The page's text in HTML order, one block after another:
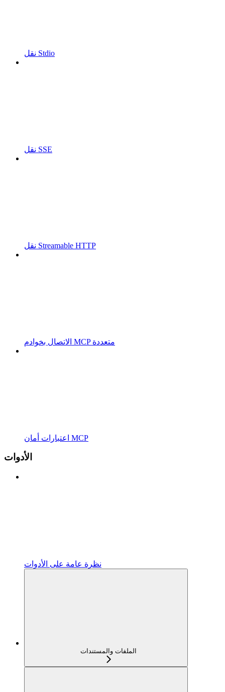
نقل Stdio
نقل SSE
نقل Streamable HTTP
الاتصال بخوادم MCP متعددة
اعتبارات أمان MCP
الأدوات
نظرة عامة على الأدوات
الملفات والمستندات